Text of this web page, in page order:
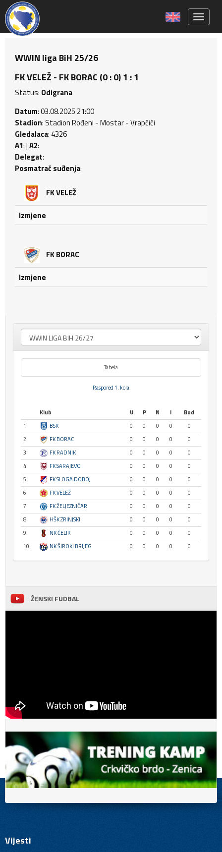
WWIN liga BiH 25/26
FK VELEŽ - FK BORAC (0 : 0) 1 : 1
Status: Odigrana
Datum: 03.08.2025 21:00
Stadion: Stadion Rođeni - Mostar - Vrapčići
Gledalaca: 4326
A1: |A2:
Delegat:
Posmatrač suđenja:
FK VELEŽ
Izmjene
FK BORAC
Izmjene
Tabela
Raspored 1. kola
Klub U P N I
Bod
1
BSK 0 0 0 0
0
2
FK BORAC 0 0 0 0
0
3
FK RADNIK 0 0 0 0
0
4
FK SARAJEVO 0 0 0 0
0
5
FK SLOGA DOBOJ 0 0 0 0
0
6
FK VELEŽ 0 0 0 0
0
7
FK ŽELJEZNIČAR 0 0 0 0
0
8
HŠK ZRINJSKI 0 0 0 0
0
9
NK ČELIK 0 0 0 0
0
10
NK ŠIROKI BRIJEG 0 0 0 0 0
ŽENSKI FUDBAL
Vijesti